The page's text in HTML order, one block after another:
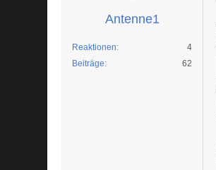
Antenne1
Reaktionen
4
Beiträge
62